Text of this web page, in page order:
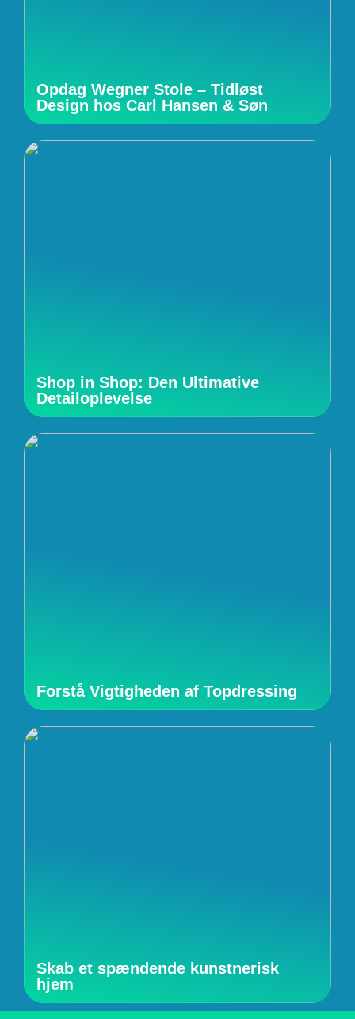
Opdag Wegner Stole – Tidløst
Design hos Carl Hansen & Søn
Shop in Shop: Den Ultimative
Detailoplevelse
Forstå Vigtigheden af Topdressing
Skab et spændende kunstnerisk
hjem